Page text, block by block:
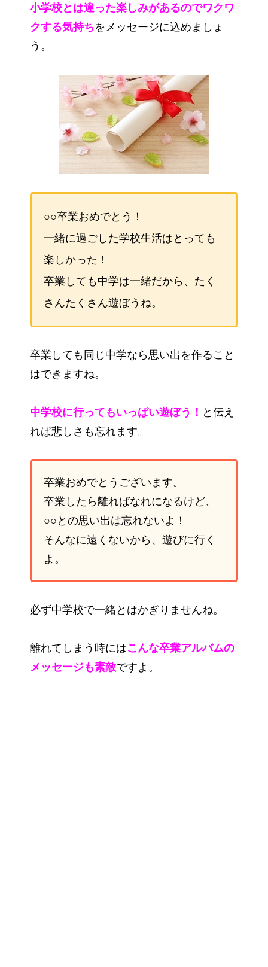
小学校とは違った楽しみがあるのでワクワ
クする気持ちをメッセージに込めましょ
う。
○○卒業おめでとう！
一緒に過ごした学校生活はとっても
楽しかった！
卒業しても中学は一緒だから、たく
さんたくさん遊ぼうね。
卒業しても同じ中学なら思い出を作ること
はできますね。
中学校に行ってもいっぱい遊ぼう！ と伝え
れば悲しさも忘れます。
卒業おめでとうございます。
卒業したら離ればなれになるけど、
○○との思い出は忘れないよ！
そんなに遠くないから、遊びに行く
よ。
必ず中学校で一緒とはかぎりませんね。
離れてしまう時にはこんな卒業アルバムの
メッセージも素敵ですよ。